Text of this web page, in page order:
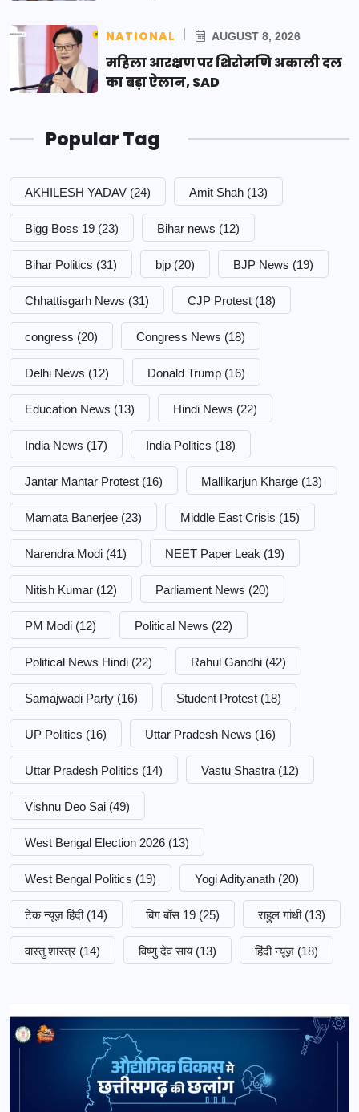
NATIONAL AUGUST 8, 2026
महिला आरक्षण पर शिरोमणि अकाली दल
का बड़ा ऐलान, SAD
Popular Tag
AKHILESH YADAV (24) Amit Shah (13)
Bigg Boss 19 (23) Bihar news (12)
Bihar Politics (31) bjp (20) BJP News (19)
Chhattisgarh News (31) CJP Protest (18)
congress (20) Congress News (18)
Delhi News (12) Donald Trump (16)
Education News (13) Hindi News (22)
India News (17) India Politics (18)
Jantar Mantar Protest (16) Mallikarjun Kharge (13)
Mamata Banerjee (23) Middle East Crisis (15)
Narendra Modi (41) NEET Paper Leak (19)
Nitish Kumar (12) Parliament News (20)
PM Modi (12) Political News (22)
Political News Hindi (22) Rahul Gandhi (42)
Samajwadi Party (16) Student Protest (18)
UP Politics (16) Uttar Pradesh News (16)
Uttar Pradesh Politics (14) Vastu Shastra (12)
Vishnu Deo Sai (49)
West Bengal Election 2026 (13)
West Bengal Politics (19) Yogi Adityanath (20)
टेक न्यूज़ हिंदी (14) बिग बॉस 19 (25) राहुल गांधी (13)
वास्तु शास्त्र (14) विष्णु देव साय (13) हिंदी न्यूज़ (18)